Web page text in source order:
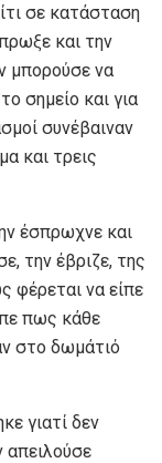
σε κατάσταση
και την
μπορούσε να
σημείο και για
συνέβαιναν
και τρεις
έσπρωχνε και
την έβριζε, της
φέρεται να είπε
πως κάθε
στο δωμάτιό
γιατί δεν
απειλούσε